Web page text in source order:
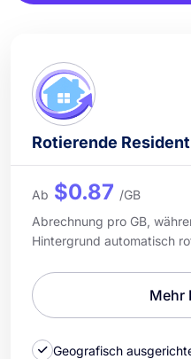
Rotierende
Ab $0.87 /GB
Abrechnung pro GB,
Hintergrund automatisch
Mehr
Geografisch